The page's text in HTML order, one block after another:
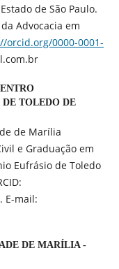
de São Paulo.
Advocacia em
orcid.org/0000-0001-
TOLEDO DE
de Marília
e Graduação em
Eufrásio de Toledo
. E-mail:
DE MARÍLIA -